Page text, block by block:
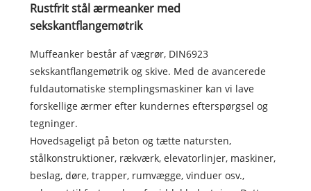
Rustfrit stål ærmeanker med
sekskantflangemøtrik
Muffeanker består af vægrør, DIN6923
sekskantflangemøtrik og skive. Med de avancerede
fuldautomatiske stemplingsmaskiner kan vi lave
forskellige ærmer efter kundernes efterspørgsel og
tegninger.
Hovedsageligt på beton og tætte natursten,
stålkonstruktioner, rækværk, elevatorlinjer, maskiner,
beslag, døre, trapper, rumvægge, vinduer osv.,